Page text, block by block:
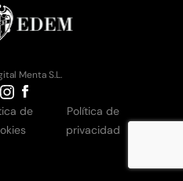
Menta S.L.
de
Política de
privacidad